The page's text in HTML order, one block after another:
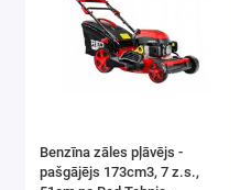
Benzīna zāles pļāvējs -
pašgājējs 173cm3, 7 z.s.,